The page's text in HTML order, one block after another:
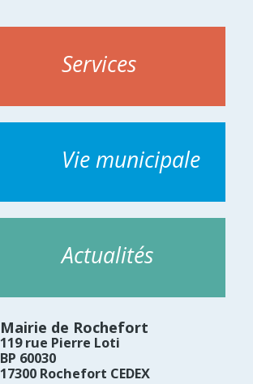
Services
Vie municipale
Actualités
Mairie de Rochefort
119 rue Pierre Loti
BP 60030
17300 Rochefort CEDEX